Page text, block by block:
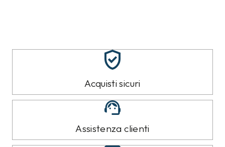
Acquisti sicuri
Assistenza clienti